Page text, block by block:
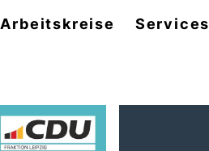
Arbeitskreise Services